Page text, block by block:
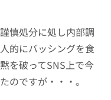
慎処分に処し内部調
的にバッシングを食
を破ってSNS上で今
のですが・・・。